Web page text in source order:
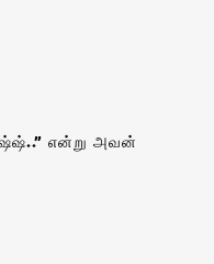
என்று அவன்